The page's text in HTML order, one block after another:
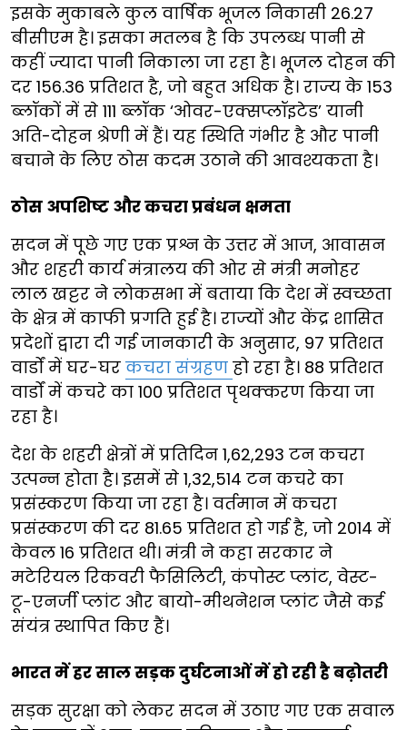
इसके मुकाबले कुल वार्षिक भूजल निकासी 26.27
बीसीएम है। इसका मतलब है कि उपलब्ध पानी से
कहीं ज्यादा पानी निकाला जा रहा है। भूजल दोहन की
दर 156.36 प्रतिशत है, जो बहुत अधिक है। राज्य के 153
ब्लॉकों में से 111 ब्लॉक ‘ओवर-एक्सप्लॉइटेड’ यानी
अति-दोहन श्रेणी में हैं। यह स्थिति गंभीर है और पानी
बचाने के लिए ठोस कदम उठाने की आवश्यकता है।
ठोस अपशिष्ट और कचरा प्रबंधन क्षमता
सदन में पूछे गए एक प्रश्न के उत्तर में आज, आवासन
और शहरी कार्य मंत्रालय की ओर से मंत्री मनोहर
लाल खट्टर ने लोकसभा में बताया कि देश में स्वच्छता
के क्षेत्र में काफी प्रगति हुई है। राज्यों और केंद्र शासित
प्रदेशों द्वारा दी गई जानकारी के अनुसार, 97 प्रतिशत
वार्डों में घर-घर कचरा संग्रहण हो रहा है। 88 प्रतिशत
वार्डों में कचरे का 100 प्रतिशत पृथक्करण किया जा
रहा है।
देश के शहरी क्षेत्रों में प्रतिदिन 1,62,293 टन कचरा
उत्पन्न होता है। इसमें से 1,32,514 टन कचरे का
प्रसंस्करण किया जा रहा है। वर्तमान में कचरा
प्रसंस्करण की दर 81.65 प्रतिशत हो गई है, जो 2014 में
केवल 16 प्रतिशत थी। मंत्री ने कहा सरकार ने
मटेरियल रिकवरी फैसिलिटी, कंपोस्ट प्लांट, वेस्ट-
टू-एनर्जी प्लांट और बायो-मीथनेशन प्लांट जैसे कई
संयंत्र स्थापित किए हैं।
भारत में हर साल सड़क दुर्घटनाओं में हो रही है बढ़ोतरी
सड़क सुरक्षा को लेकर सदन में उठाए गए एक सवाल